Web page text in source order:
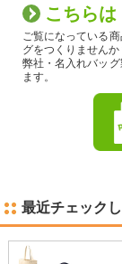
こちらは
ご覧になっている
グをつくりませんか
弊社・名入れバッ
ます。
最近チェック